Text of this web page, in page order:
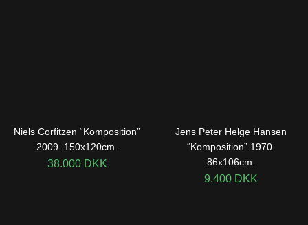
Niels Corfitzen “Komposition”
2009. 150x120cm.
38.000 DKK
Jens Peter Helge Hansen
“Komposition” 1970.
86x106cm.
9.400 DKK